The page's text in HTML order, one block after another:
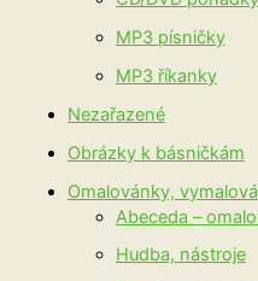
MP3 písničky
MP3 říkanky
Nezařazené
Obrázky k básničkám
Omalovánky,
Abeceda –
Hudba, nástroje